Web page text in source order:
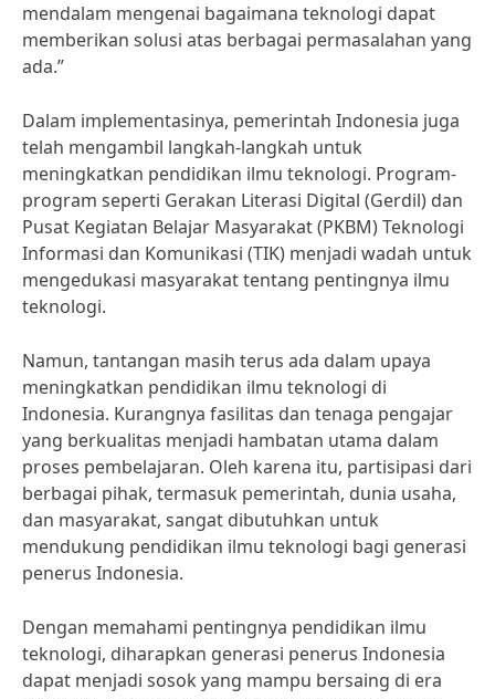
mendalam mengenai bagaimana teknologi dapat
memberikan solusi atas berbagai permasalahan yang
ada.”
Dalam implementasinya, pemerintah Indonesia juga
telah mengambil langkah-langkah untuk
meningkatkan pendidikan ilmu teknologi. Program-
program seperti Gerakan Literasi Digital (Gerdil) dan
Pusat Kegiatan Belajar Masyarakat (PKBM) Teknologi
Informasi dan Komunikasi (TIK) menjadi wadah untuk
mengedukasi masyarakat tentang pentingnya ilmu
teknologi.
Namun, tantangan masih terus ada dalam upaya
meningkatkan pendidikan ilmu teknologi di
Indonesia. Kurangnya fasilitas dan tenaga pengajar
yang berkualitas menjadi hambatan utama dalam
proses pembelajaran. Oleh karena itu, partisipasi dari
berbagai pihak, termasuk pemerintah, dunia usaha,
dan masyarakat, sangat dibutuhkan untuk
mendukung pendidikan ilmu teknologi bagi generasi
penerus Indonesia.
Dengan memahami pentingnya pendidikan ilmu
teknologi, diharapkan generasi penerus Indonesia
dapat menjadi sosok yang mampu bersaing di era